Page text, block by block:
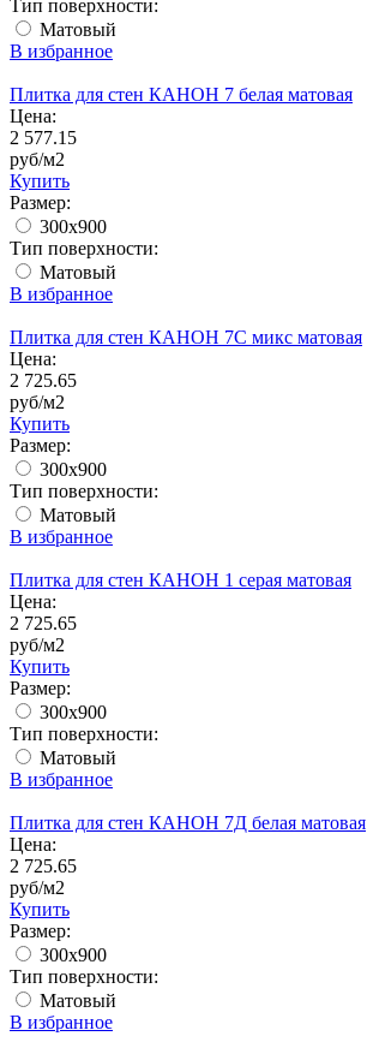
Тип поверхности:
Матовый
В избранное
Плитка для стен КАНОН 7 белая матовая
Цена:
2 577.15
руб/м2
Купить
Размер:
300x900
Тип поверхности:
Матовый
В избранное
Плитка для стен КАНОН 7С микс матовая
Цена:
2 725.65
руб/м2
Купить
Размер:
300x900
Тип поверхности:
Матовый
В избранное
Плитка для стен КАНОН 1 серая матовая
Цена:
2 725.65
руб/м2
Купить
Размер:
300x900
Тип поверхности:
Матовый
В избранное
Плитка для стен КАНОН 7Д белая матовая
Цена:
2 725.65
руб/м2
Купить
Размер:
300x900
Тип поверхности:
Матовый
В избранное